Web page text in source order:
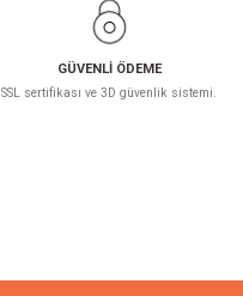
GÜVENLİ ÖDEME
SSL sertifikası ve 3D güvenlik sistemi.